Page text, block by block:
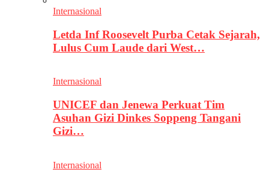
Internasional
Letda Inf Roosevelt Purba Cetak Sejarah,
Lulus Cum Laude dari West…
Internasional
UNICEF dan Jenewa Perkuat Tim
Asuhan Gizi Dinkes Soppeng Tangani
Gizi…
Internasional